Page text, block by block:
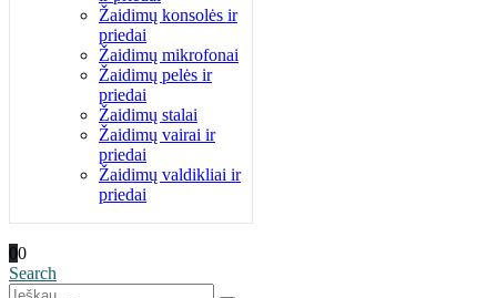
Žaidimų konsolės ir
priedai
Žaidimų mikrofonai
Žaidimų pelės ir
priedai
Žaidimų stalai
Žaidimų vairai ir
priedai
Žaidimų valdikliai ir
priedai
00
Search